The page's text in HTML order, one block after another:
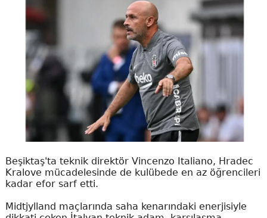
Beşiktaş'ta teknik direktör Vincenzo Italiano, Hradec
Kralove mücadelesinde de kulübede en az öğrencileri
kadar efor sarf etti.
Midtjylland maçlarında saha kenarındaki enerjisiyle